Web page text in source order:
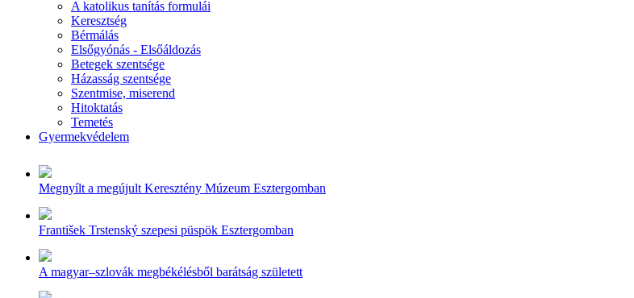
A katolikus tanítás formulái
Keresztség
Bérmálás
Elsőgyónás - Elsőáldozás
Betegek szentsége
Házasság szentsége
Szentmise, miserend
Hitoktatás
Temetés
Gyermekvédelem
Megnyílt a megújult Keresztény Múzeum Esztergomban
František Trstenský szepesi püspök Esztergomban
A magyar–szlovák megbékélésből barátság született